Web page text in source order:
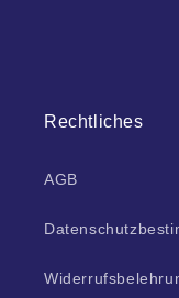
Rechtliches
AGB